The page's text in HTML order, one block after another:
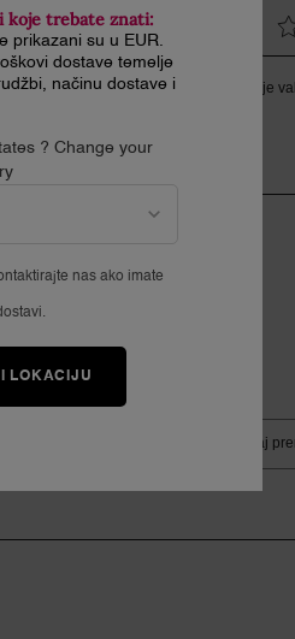
koje trebate znati:
prikazani su u EUR.
dostave temelje
načinu dostave i
? Change your
nas ako imate
LOKACIJU